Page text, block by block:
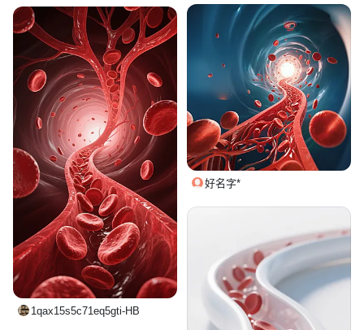
好名字*
1qax15s5c71eq5gti-HB